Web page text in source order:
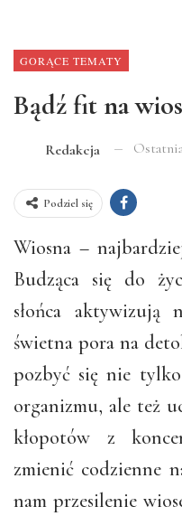
GORĄCE TEMATY
Bądź fit na
Redakcja
Podziel się
Wiosna –
Budząca się do
słońca aktywizują
świetna pora na
pozbyć się nie
organizmu, ale też
kłopotów z
zmienić codzienne
nam przesilenie